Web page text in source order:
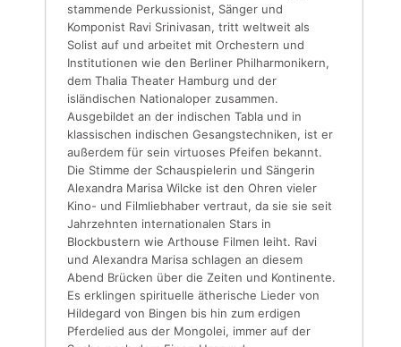
stammende Perkussionist, Sänger und
Komponist Ravi Srinivasan, tritt weltweit als
Solist auf und arbeitet mit Orchestern und
Institutionen wie den Berliner Philharmonikern,
dem Thalia Theater Hamburg und der
isländischen Nationaloper zusammen.
Ausgebildet an der indischen Tabla und in
klassischen indischen Gesangstechniken, ist er
außerdem für sein ­virtuoses Pfeifen bekannt.
Die Stimme der Schauspielerin und Sängerin
Alexandra Marisa Wilcke ist den Ohren vieler
Kino- und Filmliebhaber vertraut, da sie sie seit
Jahrzehnten internationalen Stars in
Blockbustern wie Arthouse Filmen leiht. Ravi
und Alexandra Marisa schlagen an diesem
Abend Brücken über die Zeiten und Kontinente.
Es erklingen spirituelle ätherische Lieder von
Hildegard von Bingen bis hin zum erdigen
Pferdelied aus der Mongolei, immer auf der